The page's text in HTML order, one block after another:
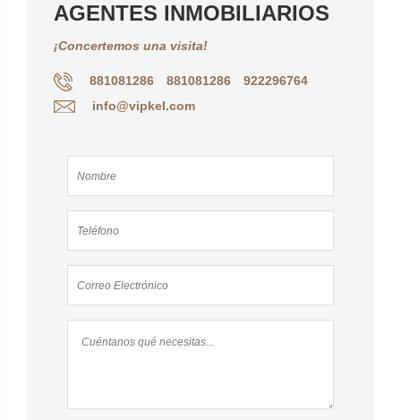
AGENTES INMOBILIARIOS
¡Concertemos una visita!
881081286 881081286
922296764
info@vipkel.com